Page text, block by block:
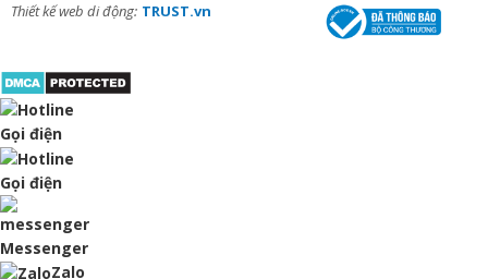
Thiết kế web di động: TRUST.vn
Gọi điện
Gọi điện
Messenger
Zalo